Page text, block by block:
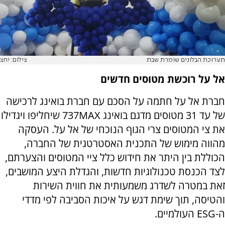
תערוכת הבלונים שומרת שבת צילום: יחצ
אל על רוכשת מטוסים חדשים
חברת אל על חתמה על הסכם עם חברת בואינג לרכישה
של עד 31 מטוסים מדגם בואינג
MAX
737 שיחליפו ויגדילו
את צי המטוסים צרי הגוף הנוכחי של אל על. העסקה
מהווה מימוש של התכנית האסטרטגית של החברה,
הכוללת בין היתר את חידוש כלל ציי המטוסים והצערתם,
לצד הכנסת טכנולוגיות חדשות, והגדלת היצע המושבים,
זאת במטרה לשדרג משמעותית את חווית השירות
והטיסה, תוך שימת דגש על איכות הסביבה לפי מדדי
ה-ESG העולמיים.